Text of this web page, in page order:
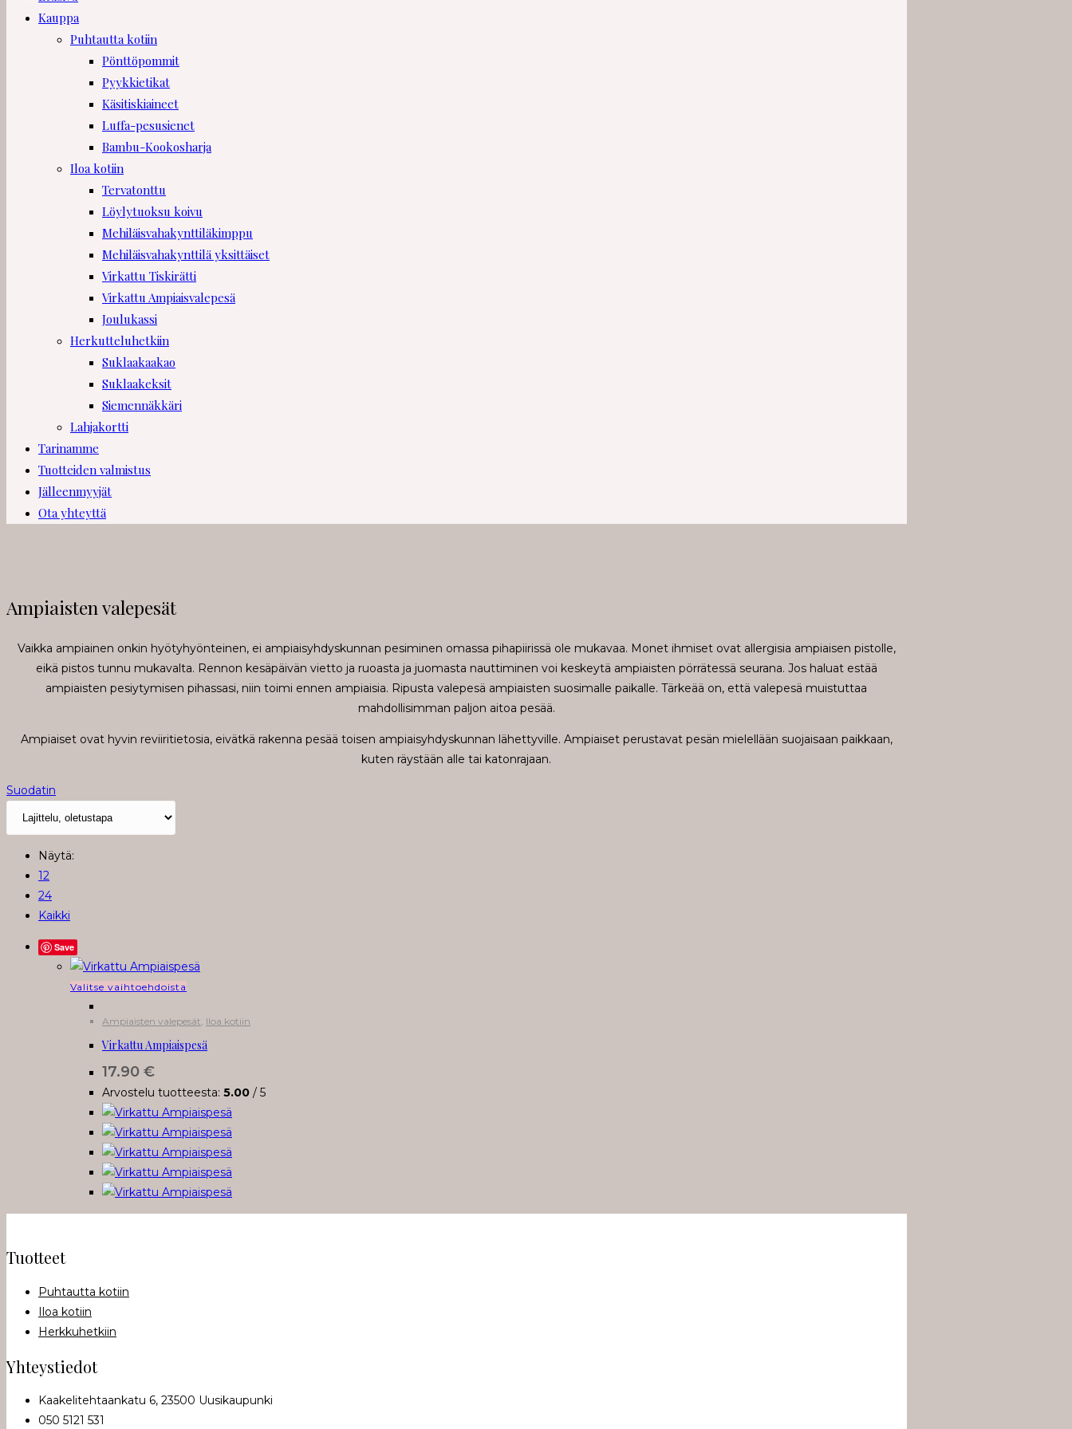
Kauppa
Puhtautta kotiin
Pönttöpommit
Pyykkietikat
Käsitiskiaineet
Luffa-pesusienet
Bambu-Kookosharja
Iloa kotiin
Tervatonttu
Löylytuoksu koivu
Mehiläisvahakynttiläkimppu
Mehiläisvahakynttilä yksittäiset
Virkattu Tiskirätti
Virkattu Ampiaisvalepesä
Joulukassi
Herkutteluhetkiin
Suklaakaakao
Suklaakeksit
Siemennäkkäri
Lahjakortti
Tarinamme
Tuotteiden valmistus
Jälleenmyyjät
Ota yhteyttä
Ampiaisten valepesät
Vaikka ampiainen onkin hyötyhyönteinen, ei ampiaisyhdyskunnan pesiminen omassa pihapiirissä ole mukavaa. Monet ihmiset ovat allergisia ampiaisen pistolle,
eikä pistos tunnu mukavalta. Rennon kesäpäivän vietto ja ruoasta ja juomasta nauttiminen voi keskeytä ampiaisten pörrätessä seurana. Jos haluat estää
ampiaisten pesiytymisen pihassasi, niin toimi ennen ampiaisia. Ripusta valepesä ampiaisten suosimalle paikalle. Tärkeää on, että valepesä muistuttaa
mahdollisimman paljon aitoa pesää.
Ampiaiset ovat hyvin reviiritietosia, eivätkä rakenna pesää toisen ampiaisyhdyskunnan lähettyville. Ampiaiset perustavat pesän mielellään suojaisaan paikkaan,
kuten räystään alle tai katonrajaan.
Suodatin
Näytä:
12
24
Kaikki
Save
Valitse vaihtoehdoistaTällä
on
useampi
tehdä
valinnat
tuotteen
sivulla.
Ampiaisten valepesät Iloa kotiin
Virkattu Ampiaispesä
17.90 €
Arvostelu tuotteesta: 5.00 / 5
Tuotteet
Puhtautta kotiin
Iloa kotiin
Herkkuhetkiin
Yhteystiedot
Kaakelitehtaankatu 6, 23500 Uusikaupunki
050 5121 531